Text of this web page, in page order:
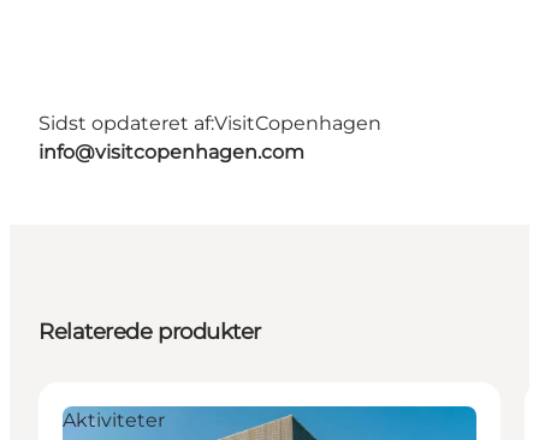
Sidst opdateret af:VisitCopenhagen
info@visitcopenhagen.com
Relaterede produkter
Aktiviteter